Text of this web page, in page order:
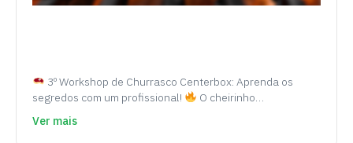
3º Workshop de Churrasco Centerbox: Aprenda os
segredos com um profissional!
O cheirinho…
Ver mais